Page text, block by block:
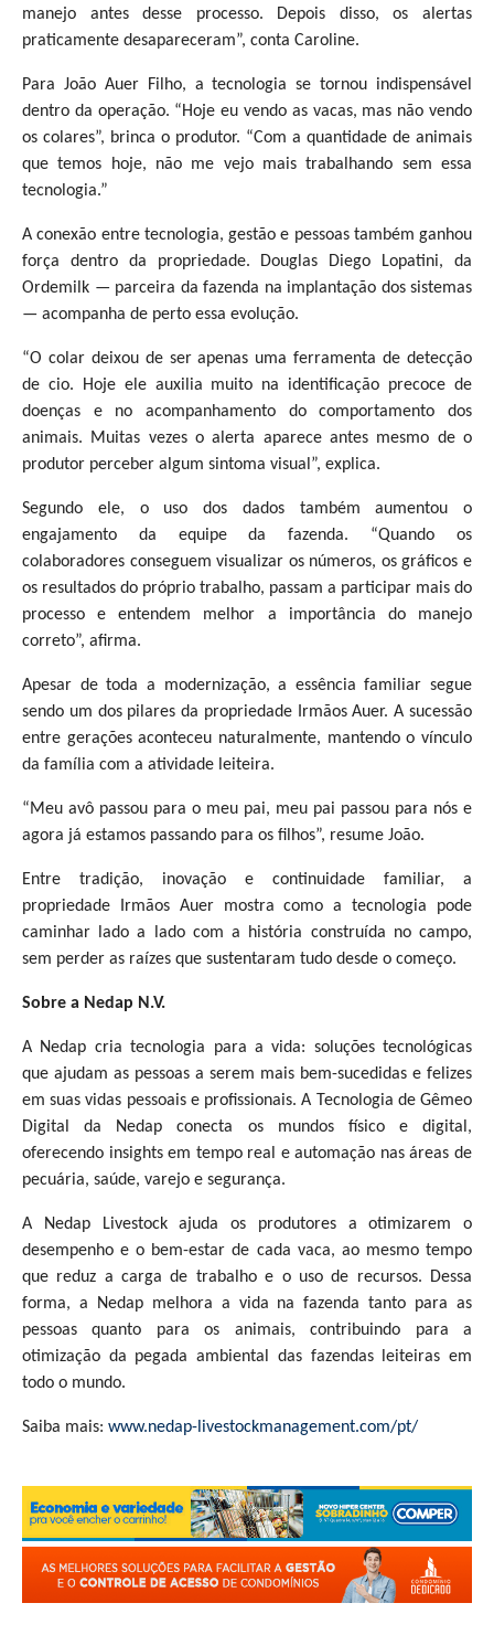
manejo antes desse processo. Depois disso, os alertas
praticamente desapareceram”, conta Caroline.
Para João Auer Filho, a tecnologia se tornou indispensável
dentro da operação. “Hoje eu vendo as vacas, mas não vendo
os colares”, brinca o produtor. “Com a quantidade de animais
que temos hoje, não me vejo mais trabalhando sem essa
tecnologia.”
A conexão entre tecnologia, gestão e pessoas também ganhou
força dentro da propriedade. Douglas Diego Lopatini, da
Ordemilk — parceira da fazenda na implantação dos sistemas
— acompanha de perto essa evolução.
“O colar deixou de ser apenas uma ferramenta de detecção
de cio. Hoje ele auxilia muito na identificação precoce de
doenças e no acompanhamento do comportamento dos
animais. Muitas vezes o alerta aparece antes mesmo de o
produtor perceber algum sintoma visual”, explica.
Segundo ele, o uso dos dados também aumentou o
engajamento da equipe da fazenda. “Quando os
colaboradores conseguem visualizar os números, os gráficos e
os resultados do próprio trabalho, passam a participar mais do
processo e entendem melhor a importância do manejo
correto”, afirma.
Apesar de toda a modernização, a essência familiar segue
sendo um dos pilares da propriedade Irmãos Auer. A sucessão
entre gerações aconteceu naturalmente, mantendo o vínculo
da família com a atividade leiteira.
“Meu avô passou para o meu pai, meu pai passou para nós e
agora já estamos passando para os filhos”, resume João.
Entre tradição, inovação e continuidade familiar, a
propriedade Irmãos Auer mostra como a tecnologia pode
caminhar lado a lado com a história construída no campo,
sem perder as raízes que sustentaram tudo desde o começo.
Sobre a Nedap N.V.
A Nedap cria tecnologia para a vida: soluções tecnológicas
que ajudam as pessoas a serem mais bem-sucedidas e felizes
em suas vidas pessoais e profissionais. A Tecnologia de Gêmeo
Digital da Nedap conecta os mundos físico e digital,
oferecendo insights em tempo real e automação nas áreas de
pecuária, saúde, varejo e segurança.
A Nedap Livestock ajuda os produtores a otimizarem o
desempenho e o bem-estar de cada vaca, ao mesmo tempo
que reduz a carga de trabalho e o uso de recursos. Dessa
forma, a Nedap melhora a vida na fazenda tanto para as
pessoas quanto para os animais, contribuindo para a
otimização da pegada ambiental das fazendas leiteiras em
todo o mundo.
Saiba mais: www.nedap-livestockmanagement.com/pt/